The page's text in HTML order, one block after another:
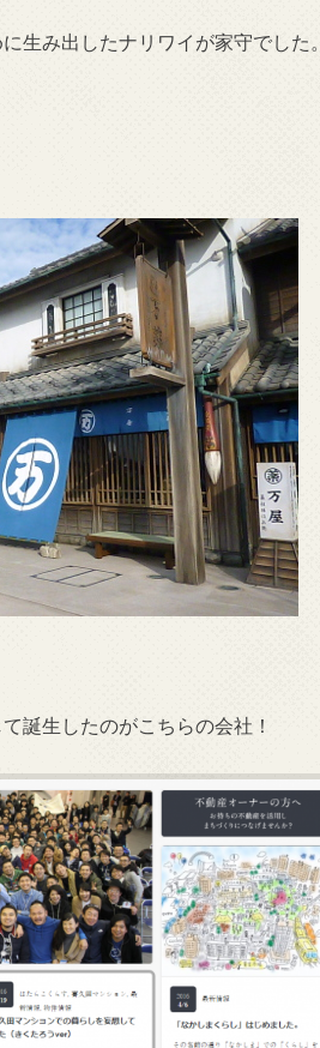
生み出したナリワイが家守でした。
誕生したのがこちらの会社！